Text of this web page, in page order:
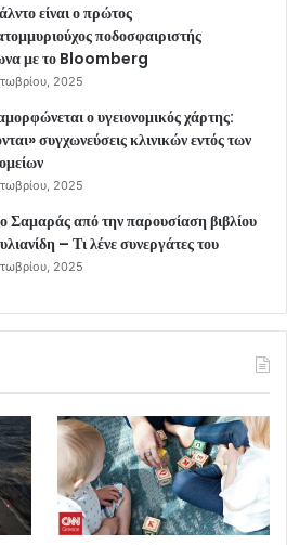
είναι ο πρώτος
ποδοσφαιριστής
με το Bloomberg
2025
ο υγειονομικός χάρτης:
συγχωνεύσεις κλινικών εντός των
2025
Σαμαράς από την παρουσίαση βιβλίου
– Τι λένε συνεργάτες του
2025